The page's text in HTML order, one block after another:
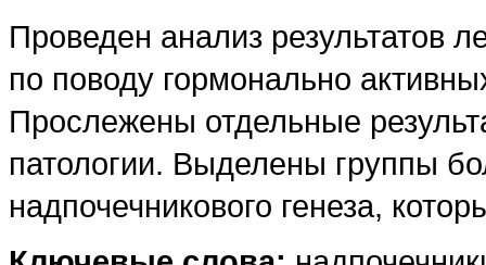
Проведен анализ результатов
по поводу гормонально
Прослежены отдельные
патологии. Выделены группы
надпочечникового генеза,